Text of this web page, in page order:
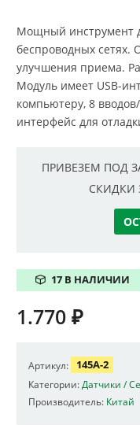
Мощный инструмент
беспроводных сетях.
улучшения приема.
Модуль имеет USB-
компьютеру, 8
интерфейс для
ПРИВЕЗЕМ ПОД
СКИДКИ
17 В НАЛИЧИИ
1.770 ₽
Артикул: 145A-2
Категории: Датчики /
Производитель: Китай